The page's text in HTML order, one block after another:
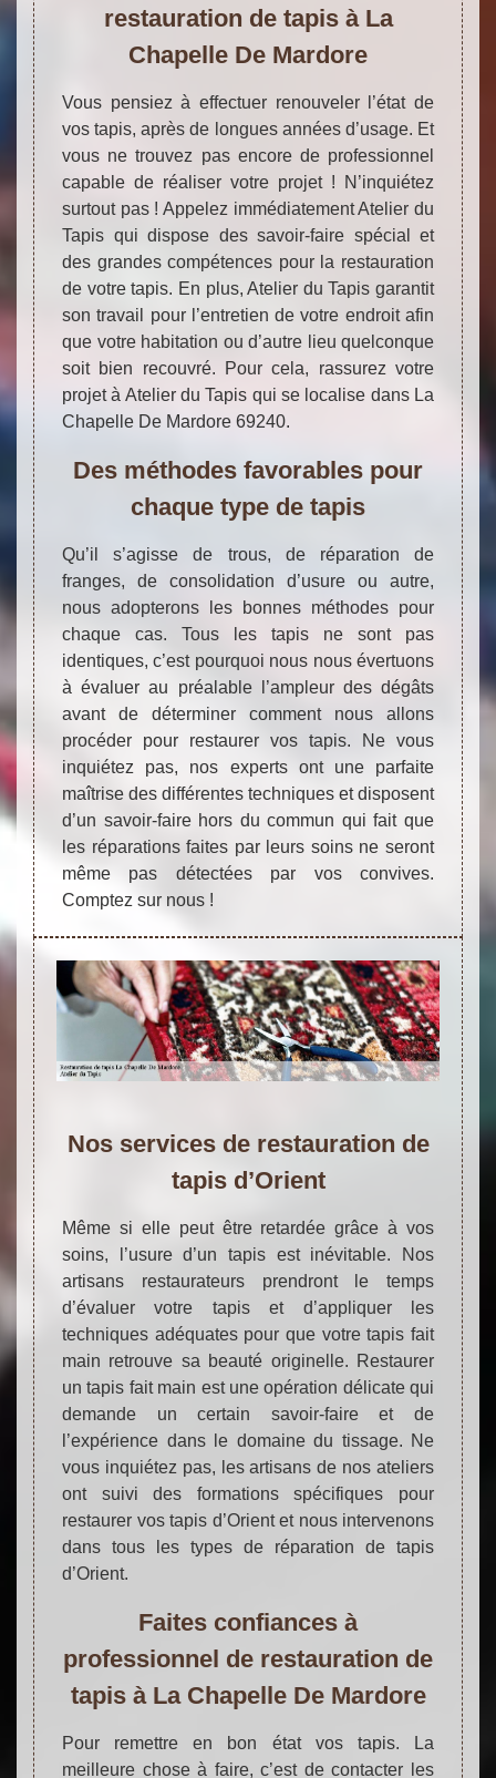
restauration de tapis à La
Chapelle De Mardore
Vous pensiez à effectuer renouveler l’état de
vos tapis, après de longues années d’usage. Et
vous ne trouvez pas encore de professionnel
capable de réaliser votre projet ! N’inquiétez
surtout pas ! Appelez immédiatement Atelier du
Tapis qui dispose des savoir-faire spécial et
des grandes compétences pour la restauration
de votre tapis. En plus, Atelier du Tapis garantit
son travail pour l’entretien de votre endroit afin
que votre habitation ou d’autre lieu quelconque
soit bien recouvré. Pour cela, rassurez votre
projet à Atelier du Tapis qui se localise dans La
Chapelle De Mardore 69240.
Des méthodes favorables pour
chaque type de tapis
Qu’il s’agisse de trous, de réparation de
franges, de consolidation d’usure ou autre,
nous adopterons les bonnes méthodes pour
chaque cas. Tous les tapis ne sont pas
identiques, c’est pourquoi nous nous évertuons
à évaluer au préalable l’ampleur des dégâts
avant de déterminer comment nous allons
procéder pour restaurer vos tapis. Ne vous
inquiétez pas, nos experts ont une parfaite
maîtrise des différentes techniques et disposent
d’un savoir-faire hors du commun qui fait que
les réparations faites par leurs soins ne seront
même pas détectées par vos convives.
Comptez sur nous !
Nos services de restauration de
tapis d’Orient
Même si elle peut être retardée grâce à vos
soins, l’usure d’un tapis est inévitable. Nos
artisans restaurateurs prendront le temps
d’évaluer votre tapis et d’appliquer les
techniques adéquates pour que votre tapis fait
main retrouve sa beauté originelle. Restaurer
un tapis fait main est une opération délicate qui
demande un certain savoir-faire et de
l’expérience dans le domaine du tissage. Ne
vous inquiétez pas, les artisans de nos ateliers
ont suivi des formations spécifiques pour
restaurer vos tapis d’Orient et nous intervenons
dans tous les types de réparation de tapis
d’Orient.
Faites confiances à
professionnel de restauration de
tapis à La Chapelle De Mardore
Pour remettre en bon état vos tapis. La
meilleure chose à faire, c’est de contacter les